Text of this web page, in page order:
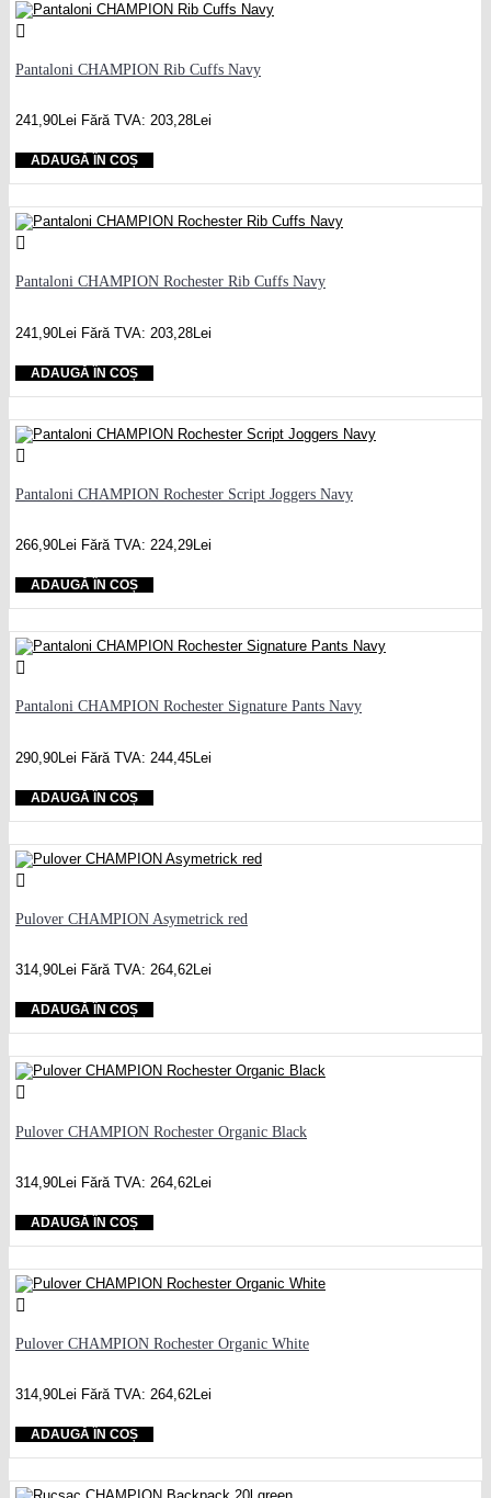
Pantaloni CHAMPION Rib Cuffs Navy
241,90Lei Fără TVA: 203,28Lei
ADAUGĂ ÎN COȘ
Pantaloni CHAMPION Rochester Rib Cuffs Navy
241,90Lei Fără TVA: 203,28Lei
ADAUGĂ ÎN COȘ
Pantaloni CHAMPION Rochester Script Joggers Navy
266,90Lei Fără TVA: 224,29Lei
ADAUGĂ ÎN COȘ
Pantaloni CHAMPION Rochester Signature Pants Navy
290,90Lei Fără TVA: 244,45Lei
ADAUGĂ ÎN COȘ
Pulover CHAMPION Asymetrick red
314,90Lei Fără TVA: 264,62Lei
ADAUGĂ ÎN COȘ
Pulover CHAMPION Rochester Organic Black
314,90Lei Fără TVA: 264,62Lei
ADAUGĂ ÎN COȘ
Pulover CHAMPION Rochester Organic White
314,90Lei Fără TVA: 264,62Lei
ADAUGĂ ÎN COȘ